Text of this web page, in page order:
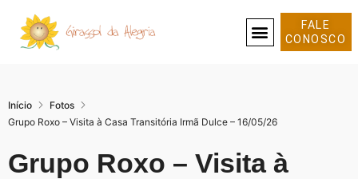
FALE
CONOSCO
Início
Fotos
Grupo Roxo – Visita à Casa Transitória Irmã Dulce – 16/05/26
Grupo Roxo – Visita à